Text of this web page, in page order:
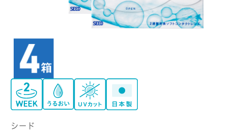
カラーコンタクトレンズ
ハード
ソフト
定期便
日本アルコン シード
アイレ
はじめての方へ
おトク定期便
Myクーポン
ご利用案内
シード